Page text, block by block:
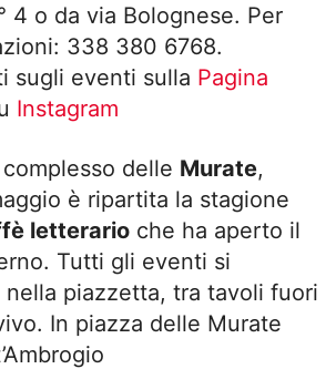
4 o da via Bolognese. Per
338 380 6768.
sugli eventi sulla Pagina
Instagram
delle Murate,
è ripartita la stagione
letterario che ha aperto il
Tutti gli eventi si
nella piazzetta, tra tavoli fuori
In piazza delle Murate